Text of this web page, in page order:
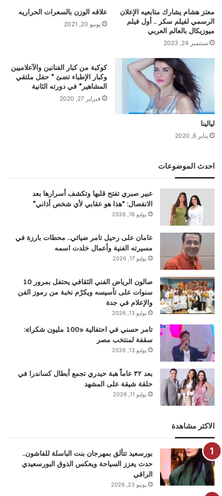
معتز هشام يشارك متابعيه الإعلان
الرسمي لفيلم سكر .. أول فيلم
ميوزيكال بالعالم العربي
سبتمبر 24, 2023
علاقه الوزن بالسعرات الحراريه
يونيو 20, 2021
ليالينا
يناير 6, 2020
كوكبة من كبار الفنانين والآعلاميين
وكبار الإطباء تضئ ” حفل ملتقي
المشاهير” في دورته الثانية
فبراير 27, 2020
احدث الموضوعات
عبير صبري تفتح قلبها وتكشف أسرارها بعد
الانفصال: “هذا هو عقابي لأي شخص أذاني”
يوليو 18, 2026
عامان على رحيل تامر ضيائي.. محطات بارزة في
مسيرته الفنية وأعمال خلدت اسمه
يوليو 17, 2026
صالون الرياض الفني الثقافي يحتفل بمرور 10
سنوات على تأسيسه ويكرّم نخبة من رموز الفن
والإعلام في جدة
يوليو 13, 2026
تامر حسني في احتفالية «100 مليون شكرا»:
سقفة لمنتخب مصر
يوليو 13, 2026
بعد ٣٢ عاماً هبة حيدري تجمع أبطال كساندرا في
حلقة شيقة على المشهد
يوليو 11, 2026
الاكثر مشاهدة
بورسعيد تتألق بمهرجان بنت الباسلة للفاشون..
حدث يعزز السياحة ويعكس الذوق البورسعيدي
الراقي
يونيو 23, 2026